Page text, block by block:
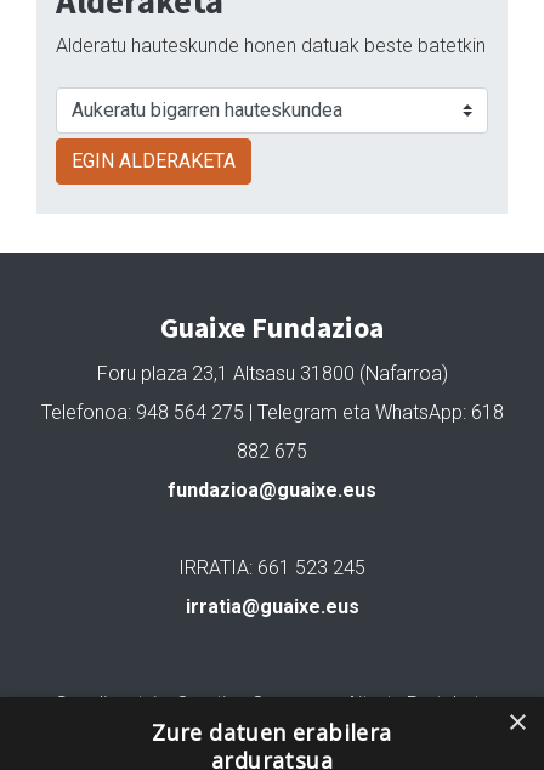
Alderatu hauteskunde honen datuak beste batetkin
EGIN ALDERAKETA
Guaixe Fundazioa
Foru plaza 23,1 Altsasu 31800 (Nafarroa)
Telefonoa: 948 564 275 | Telegram eta WhatsApp: 618
882 675
fundazioa@guaixe.eus
IRRATIA: 661 523 245
irratia@guaixe.eus
Gure lizentzia: Creative Commons Aitortu Partekatu
Codesyntaxek garatua
×
Zure datuen erabilera
arduratsua